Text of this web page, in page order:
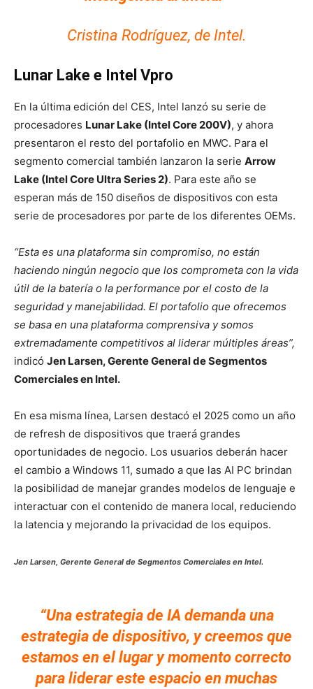
Cristina Rodríguez, de Intel.
Lunar Lake e Intel Vpro
En la última edición del CES, Intel lanzó su serie de
procesadores Lunar Lake (Intel Core 200V), y ahora
presentaron el resto del portafolio en MWC. Para el
segmento comercial también lanzaron la serie Arrow
Lake (Intel Core Ultra Series 2). Para este año se
esperan más de 150 diseños de dispositivos con esta
serie de procesadores por parte de los diferentes OEMs.
“Esta es una plataforma sin compromiso, no están
haciendo ningún negocio que los comprometa con la vida
útil de la batería o la performance por el costo de la
seguridad y manejabilidad. El portafolio que ofrecemos
se basa en una plataforma comprensiva y somos
extremadamente competitivos al liderar múltiples áreas”,
indicó Jen Larsen, Gerente General de Segmentos
Comerciales en Intel.
En esa misma línea, Larsen destacó el 2025 como un año
de refresh de dispositivos que traerá grandes
oportunidades de negocio. Los usuarios deberán hacer
el cambio a Windows 11, sumado a que las AI PC brindan
la posibilidad de manejar grandes modelos de lenguaje e
interactuar con el contenido de manera local, reduciendo
la latencia y mejorando la privacidad de los equipos.
Jen Larsen, Gerente General de Segmentos Comerciales en Intel.
“Una estrategia de IA demanda una
estrategia de dispositivo, y creemos que
estamos en el lugar y momento correcto
para liderar este espacio en muchas